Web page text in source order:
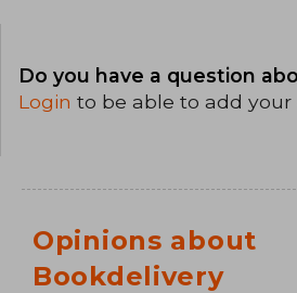
Do you have a question
Login to be able to add your
Opinions about
Bookdelivery